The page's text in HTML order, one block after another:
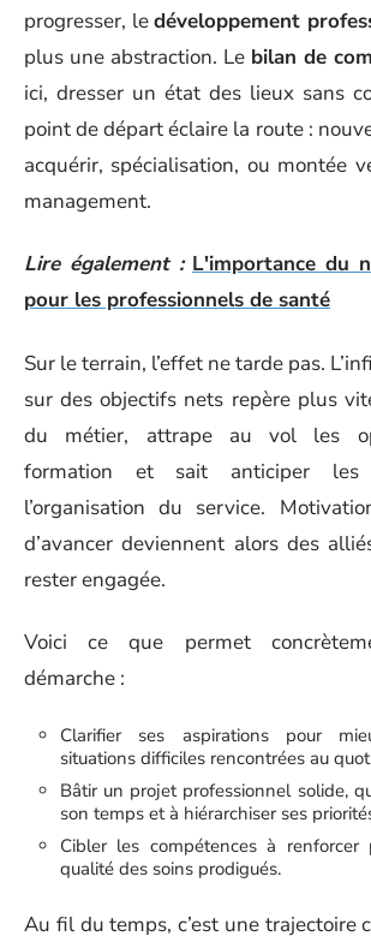
progresser, ledéveloppement
plus une abstraction. Le bilan de
ici, dresser un état des lieux sans
point de départ éclaire la route :
acquérir, spécialisation, ou montée
management.
Lire également : L'importance du
pour les professionnels de santé
Sur le terrain, l’effet ne tarde pas.
sur des objectifs nets repère plus
du métier, attrape au vol les
formation et sait anticiper les
l’organisation du service.
d’avancer deviennent alors des
rester engagée.
Voici ce que permet
démarche :
Clarifier ses aspirations pour
situations difficiles rencontrées au
Bâtir un projet professionnel solide,
son temps et à hiérarchiser ses
Cibler les compétences à renforcer
qualité des soins prodigués.
Au fil du temps, c’est une trajectoire